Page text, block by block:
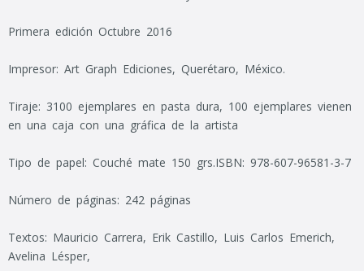
Primera edición Octubre 2016
Impresor: Art Graph Ediciones, Querétaro, México.
Tiraje: 3100 ejemplares en pasta dura, 100 ejemplares vienen
en una caja con una gráfica de la artista
Tipo de papel: Couché mate 150 grs.ISBN: 978-607-96581-3-7
Número de páginas: 242 páginas
Textos: Mauricio Carrera, Erik Castillo, Luis Carlos Emerich,
Avelina Lésper,